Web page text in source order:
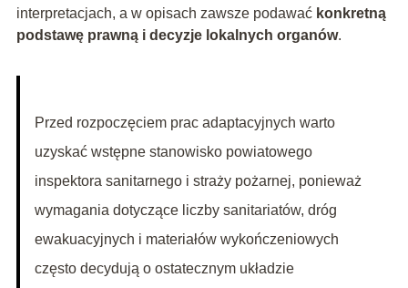
interpretacjach, a w opisach zawsze podawać konkretną
podstawę prawną i decyzje lokalnych organów.
Przed rozpoczęciem prac adaptacyjnych warto
uzyskać wstępne stanowisko powiatowego
inspektora sanitarnego i straży pożarnej, ponieważ
wymagania dotyczące liczby sanitariatów, dróg
ewakuacyjnych i materiałów wykończeniowych
często decydują o ostatecznym układzie